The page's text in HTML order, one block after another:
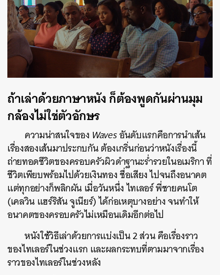
ถ้าเล่าด้วยภาษาหนัง ก็ต้องพูดกันผ่านมุม
กล้องไม่ใช่ตัวอักษร
ความน่าสนใจของ Wavesอันดับแรกคือการนำเส้น
เรื่องสองเส้นมาประกบกัน ต้องเกริ่นก่อนว่าหนังเรื่องนี้
ถ่ายทอดชีวิตของครอบครัวผิวดำฐานะร่ำรวยในอเมริกา ที่
ชีวิตเพียบพร้อมไปด้วยเงินทอง ชื่อเสียง ไปจนถึงอนาคต
แต่ทุกอย่างก็พลิกผัน เมื่อวันหนึ่ง ไทเลอร์ พี่ชายคนโต
(เคลวิน แฮร์ริสัน จูเนียร์) ได้ก่อเหตุบางอย่าง จนทำให้
อนาคตของครอบครัวไม่เหมือนเดิมอีกต่อไป
หนังใช้วิธีเล่าด้วยการแบ่งเป็น 2 ส่วน คือเรื่องราว
ของไทเลอร์ในช่วงแรก​ และผลกระทบที่ตามมาจากเรื่อง
ราวของไทเลอร์ในช่วงหลัง